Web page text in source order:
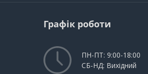
Графік роботи
ПН-ПТ: 9:00-18:00
СБ-НД: Вихідний